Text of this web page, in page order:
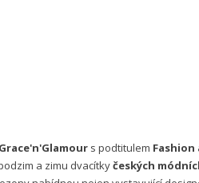
Grace'n'Glamour s podtitulem
a zimu dvacítkyčeských